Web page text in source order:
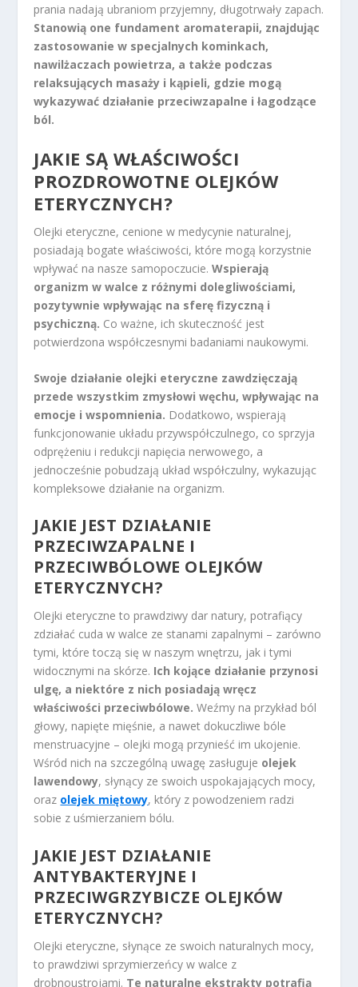
prania nadają ubraniom przyjemny, długotrwały zapach.
Stanowią one fundament aromaterapii, znajdując
zastosowanie w specjalnych kominkach,
nawilżaczach powietrza, a także podczas
relaksujących masaży i kąpieli, gdzie mogą
wykazywać działanie przeciwzapalne i łagodzące
ból.
JAKIE SĄ WŁAŚCIWOŚCI
PROZDROWOTNE OLEJKÓW
ETERYCZNYCH?
Olejki eteryczne, cenione w medycynie naturalnej,
posiadają bogate właściwości, które mogą korzystnie
wpływać na nasze samopoczucie.Wspierają
organizm w walce z różnymi dolegliwościami,
pozytywnie wpływając na sferę fizyczną i
psychiczną. Co ważne, ich skuteczność jest
potwierdzona współczesnymi badaniami naukowymi.
Swoje działanie olejki eteryczne zawdzięczają
przede wszystkim zmysłowi węchu, wpływając na
emocje i wspomnienia. Dodatkowo, wspierają
funkcjonowanie układu przywspółczulnego, co sprzyja
odprężeniu i redukcji napięcia nerwowego, a
jednocześnie pobudzają układ współczulny, wykazując
kompleksowe działanie na organizm.
JAKIE JEST DZIAŁANIE
PRZECIWZAPALNE I
PRZECIWBÓLOWE OLEJKÓW
ETERYCZNYCH?
Olejki eteryczne to prawdziwy dar natury, potrafiący
zdziałać cuda w walce ze stanami zapalnymi – zarówno
tymi, które toczą się w naszym wnętrzu, jak i tymi
widocznymi na skórze. Ich kojące działanie przynosi
ulgę, a niektóre z nich posiadają wręcz
właściwości przeciwbólowe. Weźmy na przykład ból
głowy, napięte mięśnie, a nawet dokuczliwe bóle
menstruacyjne – olejki mogą przynieść im ukojenie.
Wśród nich na szczególną uwagę zasługuje olejek
lawendowy, słynący ze swoich uspokajających mocy,
oraz olejek miętowy, który z powodzeniem radzi
sobie z uśmierzaniem bólu.
JAKIE JEST DZIAŁANIE
ANTYBAKTERYJNE I
PRZECIWGRZYBICZE OLEJKÓW
ETERYCZNYCH?
Olejki eteryczne, słynące ze swoich naturalnych mocy,
to prawdziwi sprzymierzeńcy w walce z
drobnoustrojami. Te naturalne ekstrakty potrafią